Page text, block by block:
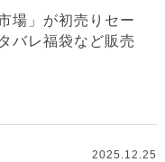
場」が初売りセー
バレ福袋など販売
2025.12.25